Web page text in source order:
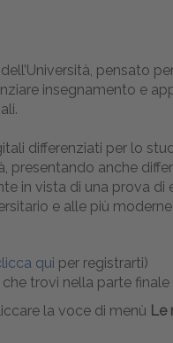
pensato
insegnamento e
differenziati per lo
anche
in vista di una prova
e alle più
qui per registrarti)
trovi nella parte
la voce di menù Le